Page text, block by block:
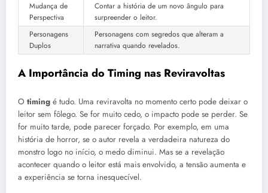
Mudança de
Perspectiva
Contar a história de um novo ângulo para
surpreender o leitor.
Personagens
Duplos
Personagens com segredos que alteram a
narrativa quando revelados.
A Importância do Timing nas Reviravoltas
O timing é tudo. Uma reviravolta no momento certo pode deixar o
leitor sem fôlego. Se for muito cedo, o impacto pode se perder. Se
for muito tarde, pode parecer forçado. Por exemplo, em uma
história de horror, se o autor revela a verdadeira natureza do
monstro logo no início, o medo diminui. Mas se a revelação
acontecer quando o leitor está mais envolvido, a tensão aumenta e
a experiência se torna inesquecível.